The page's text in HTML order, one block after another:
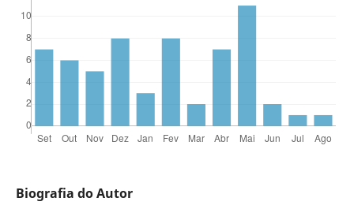
Biografia do Autor